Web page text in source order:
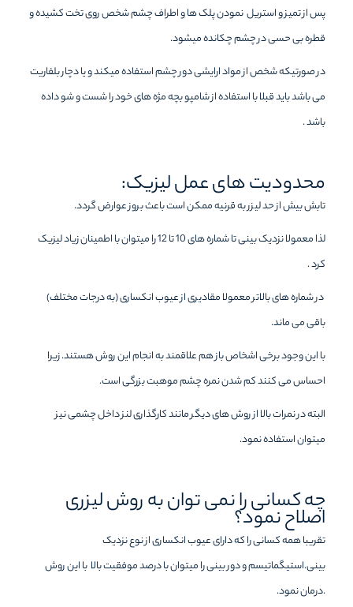
پس از تمیز و استریل نمودن پلک ها و اطراف چشم شخص روی تخت کشیده و
قطره بی حسی در چشم چکانده میشود.
در صورتیکه شخص از مواد ارایشی دور چشم استفاده میکند و یا دچار بلفاریت
می باشد باید قبلا با استفاده از شامپو بچه مژه های خود را شست و شو داده
باشد .
محدودیت های عمل لیزیک:
تابش بیش از حد لیزر به قرنیه ممکن است باعث بروز عوارض گردد.
لذا معمولا نزدیک بینی تا شماره های 10 تا 12 را میتوان با اطمینان زیاد لیزیک
کرد .
در شماره های بالاتر معمولا مقادیری از عیوب انکساری (به درجات مختلف)
باقی می ماند.
با این وجود برخی اشخاص باز هم علاقمند به انجام این روش هستند. زیرا
احساس می کنند کم شدن نمره چشم موهبت بزرگی است.
البته در نمرات بالا از روش های دیگر مانند کارگذاری لنز داخل چشمی نیز
میتوان استفاده نمود.
چه کسانی را نمی توان به روش لیزری
اصلاح نمود؟
تقریبا همه کسانی را که دارای عیوب انکساری از نوع نزدیک
بینی.استیگماتیسم و دور بینی را میتوان با درصد موفقیت بالا با این روش
.درمان نمود.